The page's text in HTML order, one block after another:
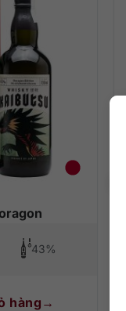
43%
hàng